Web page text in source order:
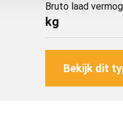
Bruto laad
kg
Bekijk dit